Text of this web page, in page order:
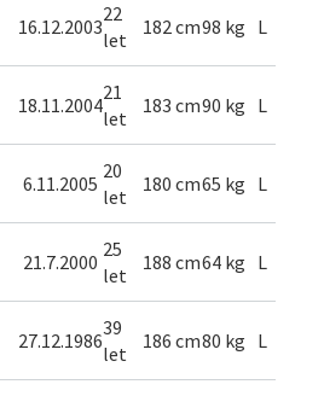
16.12.2003
22
let
182 cm98 kg L
18.11.2004
21
let
183 cm90 kg L
6.11.2005
20
let
180 cm65 kg L
21.7.2000
25
let
188 cm64 kg L
27.12.1986
39
let
186 cm80 kg L